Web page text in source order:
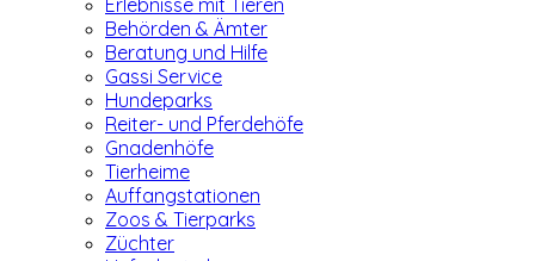
Erlebnisse mit Tieren
Behörden & Ämter
Beratung und Hilfe
Gassi Service
Hundeparks
Reiter- und Pferdehöfe
Gnadenhöfe
Tierheime
Auffangstationen
Zoos & Tierparks
Züchter